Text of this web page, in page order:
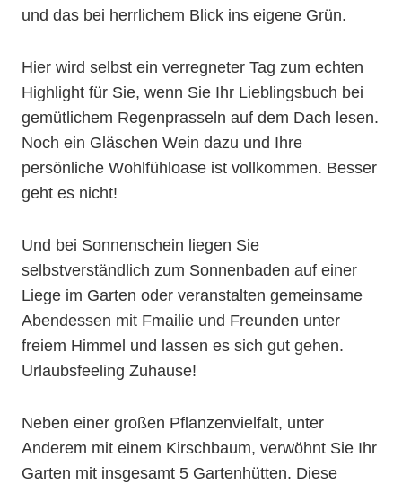
und das bei herrlichem Blick ins eigene Grün.
Hier wird selbst ein verregneter Tag zum echten
Highlight für Sie, wenn Sie Ihr Lieblingsbuch bei
gemütlichem Regenprasseln auf dem Dach lesen.
Noch ein Gläschen Wein dazu und Ihre
persönliche Wohlfühloase ist vollkommen. Besser
geht es nicht!
Und bei Sonnenschein liegen Sie
selbstverständlich zum Sonnenbaden auf einer
Liege im Garten oder veranstalten gemeinsame
Abendessen mit Fmailie und Freunden unter
freiem Himmel und lassen es sich gut gehen.
Urlaubsfeeling Zuhause!
Neben einer großen Pflanzenvielfalt, unter
Anderem mit einem Kirschbaum, verwöhnt Sie Ihr
Garten mit insgesamt 5 Gartenhütten. Diese